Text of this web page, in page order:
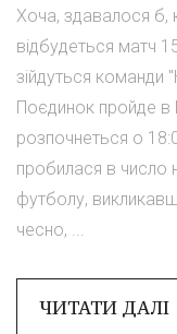
Хоча, здавалося б,
відбудеться матч
зійдуться команди
Поєдинок пройде в
розпочнеться о
пробилася в число
футболу,
чесно, ...
ЧИТАТИ ДАЛІ